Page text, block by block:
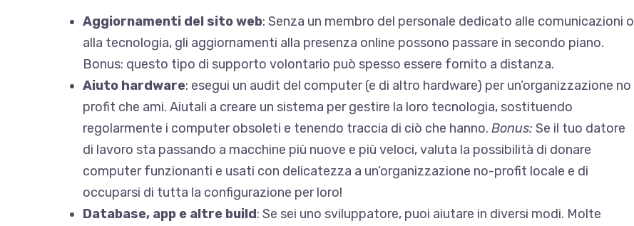
Aggiornamenti del sito web: Senza un membro del personale dedicato alle comunicazioni o
alla tecnologia, gli aggiornamenti alla presenza online possono passare in secondo piano.
Bonus: questo tipo di supporto volontario può spesso essere fornito a distanza.
Aiuto hardware: esegui un audit del computer (e di altro hardware) per un’organizzazione no
profit che ami. Aiutali a creare un sistema per gestire la loro tecnologia, sostituendo
regolarmente i computer obsoleti e tenendo traccia di ciò che hanno. Bonus: Se il tuo datore
di lavoro sta passando a macchine più nuove e più veloci, valuta la possibilità di donare
computer funzionanti e usati con delicatezza a un’organizzazione no-profit locale e di
occuparsi di tutta la configurazione per loro!
Database, app e altre build: Se sei uno sviluppatore, puoi aiutare in diversi modi. Molte